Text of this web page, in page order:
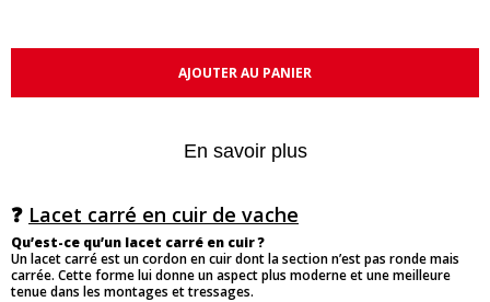
AJOUTER AU PANIER
En savoir plus
❓ Lacet carré en cuir de vache
Qu’est-ce qu’un lacet carré en cuir ?
Un lacet carré est un cordon en cuir dont la section n’est pas ronde mais
carrée. Cette forme lui donne un aspect plus moderne et une meilleure
tenue dans les montages et tressages.